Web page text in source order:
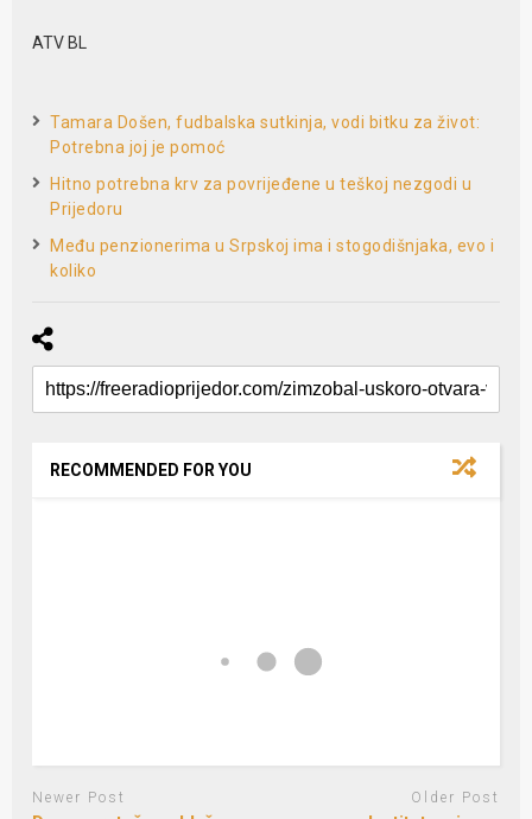
ATV BL
Tamara Došen, fudbalska sutkinja, vodi bitku za život:
Potrebna joj je pomoć
Hitno potrebna krv za povrijeđene u teškoj nezgodi u
Prijedoru
Među penzionerima u Srpskoj ima i stogodišnjaka, evo i
koliko
RECOMMENDED FOR YOU
Newer Post Older Post